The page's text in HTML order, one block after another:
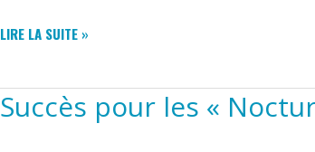
COURSE
MAZERAY
LE
LIRE LA SUITE »
Succès pour les «